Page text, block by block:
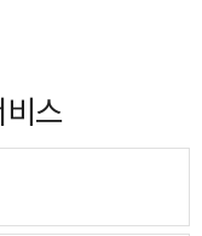
스